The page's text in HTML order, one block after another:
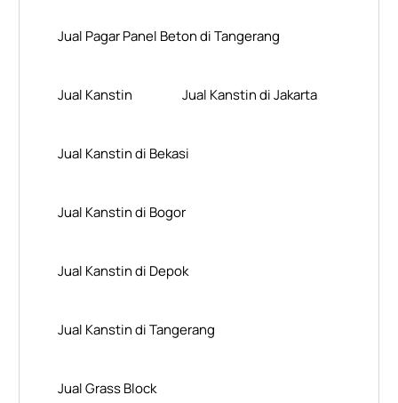
Jual Pagar Panel Beton di Tangerang
Jual Kanstin Jual Kanstin di Jakarta
Jual Kanstin di Bekasi
Jual Kanstin di Bogor
Jual Kanstin di Depok
Jual Kanstin di Tangerang
Jual Grass Block